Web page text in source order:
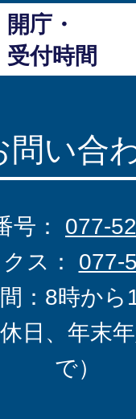
開庁・
受付時間
問い合
号： 077-
ス： 077-
：8時から
休日、年末
で）